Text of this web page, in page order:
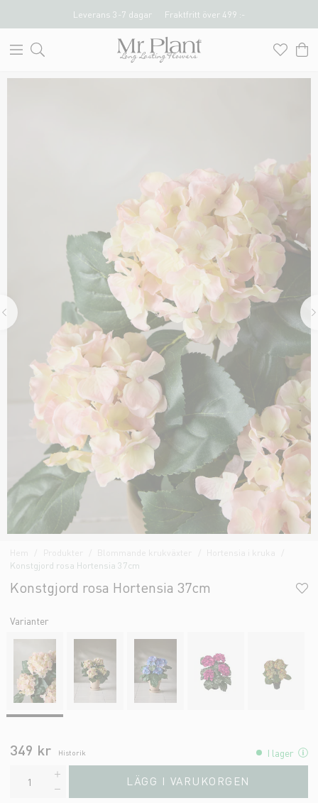
Leverans 3-7 dagar Fraktfritt över 499 :-
Hem Produkter Blommande krukväxter
Hortensia i kruka
Konstgjord rosa Hortensia 37cm
Konstgjord rosa Hortensia 37cm
Varianter
349 kr Historik I lager
LÄGG I VARUKORGEN